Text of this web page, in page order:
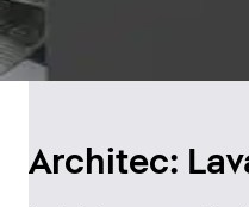
Architec: